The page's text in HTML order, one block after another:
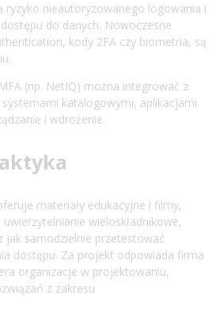
ryzyko nieautoryzowanego logowania i
do danych. Nowoczesne
kody 2FA czy biometria, są
(np. NetIQ) można integrować z
katalogowymi, aplikacjami
i wdrożenie.
materiały edukacyjne i filmy,
wieloskładnikowe,
jak samodzielnie przetestować
dostępu. Za projekt odpowiada firma
organizacje w projektowaniu,
z zakresu